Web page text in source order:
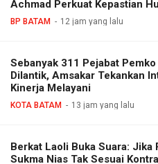
Achmad Perkuat Kepastian
Investasi?
BP BATAM 12 jam yang lalu
Sebanyak 311 Pejabat
Dilantik, Amsakar Tekankan
Kinerja Melayani
KOTA BATAM 13 jam yang lalu
Berkat Laoli Buka Suara: Jika
Sukma Nias Tak Sesuai